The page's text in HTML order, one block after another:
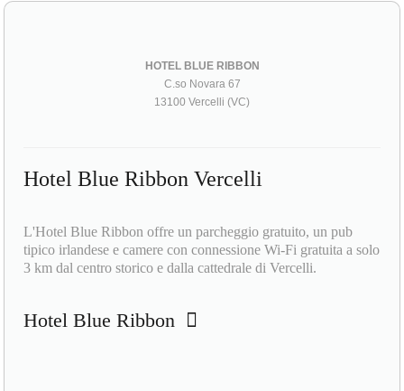
HOTEL BLUE RIBBON
C.so Novara 67
13100 Vercelli (VC)
Hotel Blue Ribbon Vercelli
L'Hotel Blue Ribbon offre un parcheggio gratuito, un pub
tipico irlandese e camere con connessione Wi-Fi gratuita a solo
3 km dal centro storico e dalla cattedrale di Vercelli.
Hotel Blue Ribbon